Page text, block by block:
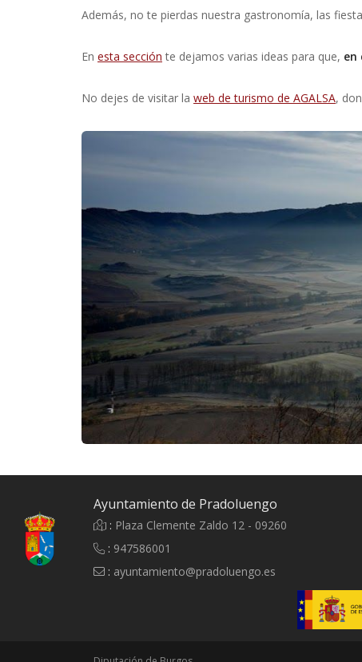
Además, no te pierdas nuestra gastronomía, las
En esta sección te dejamos varias ideas para que, en
No dejes de visitar la web de turismo de AGALSA,
Ayuntamiento de Pradoluengo
: Plaza Clemente Zaldo 12 - 09260
: 947586001
: ayuntamiento@pradoluengo.es